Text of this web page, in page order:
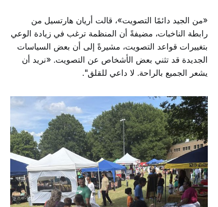
«من الجيد دائمًا التصويت»، قالت أريان هارتسيل من
رابطة الناخبات، مضيفةً أن المنظمة ترغب في زيادة الوعي
بتغييرات قواعد التصويت، مشيرةً إلى أن بعض السياسات
الجديدة قد تثني بعض الأشخاص عن التصويت. «نريد أن
يشعر الجميع بالراحة. لا داعي للقلق".